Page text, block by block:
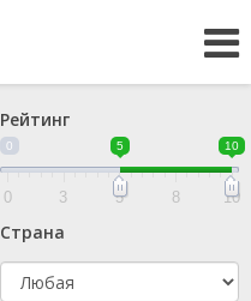
Рейтинг
0 5 10
0 3 5 8 10
Страна